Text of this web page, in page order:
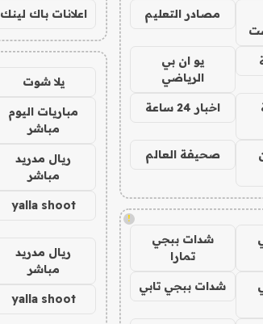
مصادر التعليم
يو ان بي
الرياضي
اخبار 24 ساعة
صحيفة العالم
!
شدات ببجي
تمارا
شدات ببجي تابي
اعلانات باك لينك
يلا شوت
مباريات اليوم
مباشر
ريال مدريد
مباشر
yalla shoot
ريال مدريد
مباشر
yalla shoot